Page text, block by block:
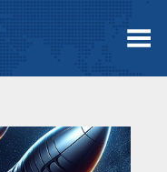
Menú